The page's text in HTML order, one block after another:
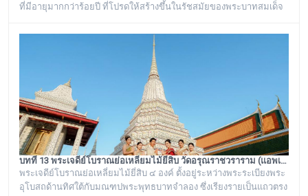
ที่มีอายุมากกว่าร้อยปี ที่โปรดให้สร้างขึ้นในรัชสมัยของพระบาทสมเด็จ
๖ หลัง เรียงรายอยู่บริเวณท่าน้ำของวัดอรุณราชวราราม ริมแม่น้ำ
เจ้าพระยา ซึ่งเก๋งจีนแต่ละหลังจะมีเอกลักษณ์โดดเด่นไม่เหมือนกัน อาทิ
เช่น ศาลาเก๋งจีนหน้าทางเข้าพระปรางค์ จะมีหินแกะสลักโบราณเป็นรูป
บทที่ 13 พระเจดีย์โบราณย่อเหลี่ยมไม้ยี่สิบ วัดอรุณราชวราราม (แอพเดียวเที่ยวทั่ววัดอรุณ)
พระเจดีย์โบราณย่อเหลี่ยมไม้ยี่สิบ ๔ องค์ ตั้งอยู่ระหว่างพระระเบียงพระ
อุโบสถด้านทิศใต้กับมณฑปพระพุทธบาทจำลอง ซึ่งเรียงรายเป็นแถวตรง